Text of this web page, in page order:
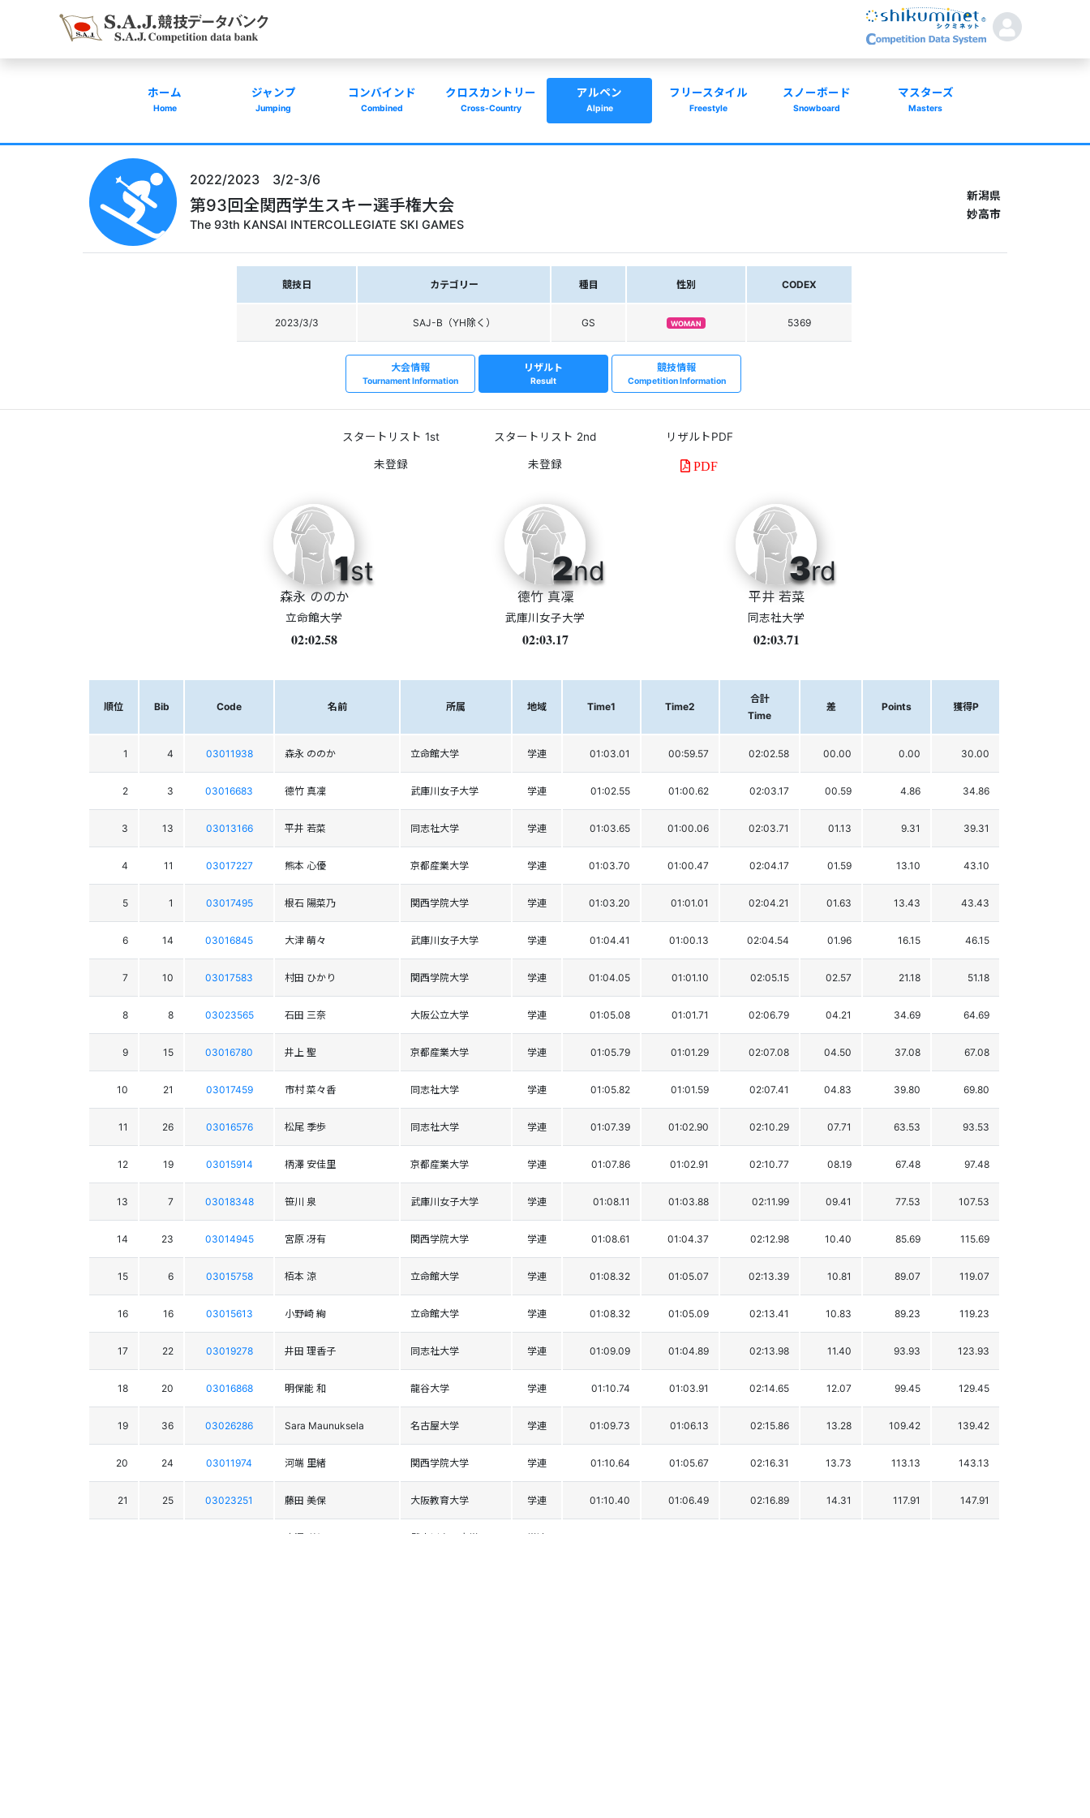
ホーム
Home
ジャンプ
Jumping
コンバインド
Combined
クロスカントリー
Cross-Country
アルペン
Alpine
フリースタイル
Freestyle
スノーボード
Snowboard
マスターズ
Masters
2022/2023 3/2-3/6
第93回全関西学生スキー選手権大会
The 93th KANSAI INTERCOLLEGIATE SKI GAMES
新潟県
妙高市
競技日 カテゴリー 種目 性別 CODEX
2023/3/3 SAJ-B（YH除く） GS WOMAN 5369
大会情報
Tournament Information
リザルト
Result
競技情報
Competition Information
スタートリスト 1st スタートリスト 2nd リザルトPDF
PDF
1st
森永 ののか
立命館大学
02:02.58
2nd
德竹 真凜
武庫川女子大学
02:03.17
3rd
平井 若菜
同志社大学
02:03.71
順位 Bib Code 名前 所属 地域 Time1 Time2
合計
Time
差 Points 獲得P
1 4 03011938 森永 ののか 立命館大学 学連 01:03.01 00:59.57 02:02.58 00.00 0.00 30.00
2 3 03016683 德竹 真凜 武庫川女子大学 学連 01:02.55 01:00.62 02:03.17 00.59 4.86 34.86
3 13 03013166 平井 若菜 同志社大学 学連 01:03.65 01:00.06 02:03.71 01.13 9.31 39.31
4 11 03017227 熊本 心優 京都産業大学 学連 01:03.70 01:00.47 02:04.17 01.59 13.10 43.10
5 1 03017495 根石 陽菜乃 関西学院大学 学連 01:03.20 01:01.01 02:04.21 01.63 13.43 43.43
6 14 03016845 大津 萌々 武庫川女子大学 学連 01:04.41 01:00.13 02:04.54 01.96 16.15 46.15
7 10 03017583 村田 ひかり 関西学院大学 学連 01:04.05 01:01.10 02:05.15 02.57 21.18 51.18
8 8 03023565 石田 三奈 大阪公立大学 学連 01:05.08 01:01.71 02:06.79 04.21 34.69 64.69
9 15 03016780 井上 聖 京都産業大学 学連 01:05.79 01:01.29 02:07.08 04.50 37.08 67.08
10 21 03017459 市村 菜々香 同志社大学 学連 01:05.82 01:01.59 02:07.41 04.83 39.80 69.80
11 26 03016576 松尾 季歩 同志社大学 学連 01:07.39 01:02.90 02:10.29 07.71 63.53 93.53
12 19 03015914 柄澤 安佳里 京都産業大学 学連 01:07.86 01:02.91 02:10.77 08.19 67.48 97.48
13 7 03018348 笹川 泉 武庫川女子大学 学連 01:08.11 01:03.88 02:11.99 09.41 77.53 107.53
14 23 03014945 宮原 冴有 関西学院大学 学連 01:08.61 01:04.37 02:12.98 10.40 85.69 115.69
15 6 03015758 栢本 涼 立命館大学 学連 01:08.32 01:05.07 02:13.39 10.81 89.07 119.07
16 16 03015613 小野崎 絢 立命館大学 学連 01:08.32 01:05.09 02:13.41 10.83 89.23 119.23
17 22 03019278 井田 理香子 同志社大学 学連 01:09.09 01:04.89 02:13.98 11.40 93.93 123.93
18 20 03016868 明保能 和 龍谷大学 学連 01:10.74 01:03.91 02:14.65 12.07 99.45 129.45
19 36 03026286 Sara Maunuksela 名古屋大学 学連 01:09.73 01:06.13 02:15.86 13.28 109.42 139.42
20 24 03011974 河端 里緒 関西学院大学 学連 01:10.64 01:05.67 02:16.31 13.73 113.13 143.13
21 25 03023251 藤田 美保 大阪教育大学 学連 01:10.40 01:06.49 02:16.89 14.31 117.91 147.91
唐澤 咲紀 武庫川女子大学 学連